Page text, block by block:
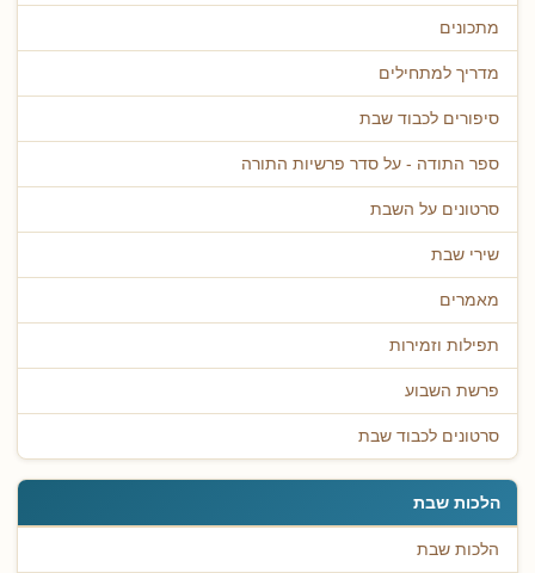
מתכונים
מדריך למתחילים
סיפורים לכבוד שבת
ספר התודה - על סדר פרשיות התורה
סרטונים על השבת
שירי שבת
מאמרים
תפילות וזמירות
פרשת השבוע
סרטונים לכבוד שבת
הלכות שבת
הלכות שבת